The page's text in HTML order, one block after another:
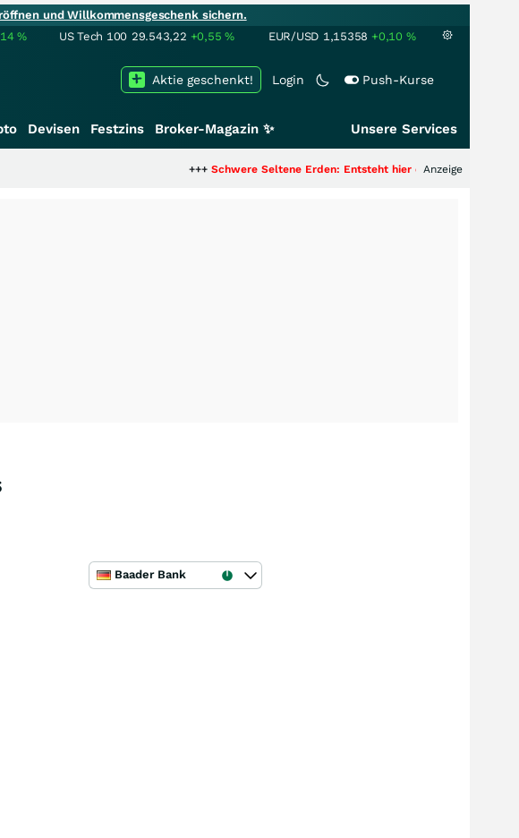
und Willkommensgeschenk sichern.
% US Tech 100 29.543,22 +0,55% EUR/USD 1,15358 +0,10 %
Login Push-Kurse
Aktie geschenkt!
Devisen Festzins Broker-Magazin ✨ Unsere Services
Schwere Seltene Erden: Entsteht hier die nächste Milliardenstory?
Anzeige
Baader Bank